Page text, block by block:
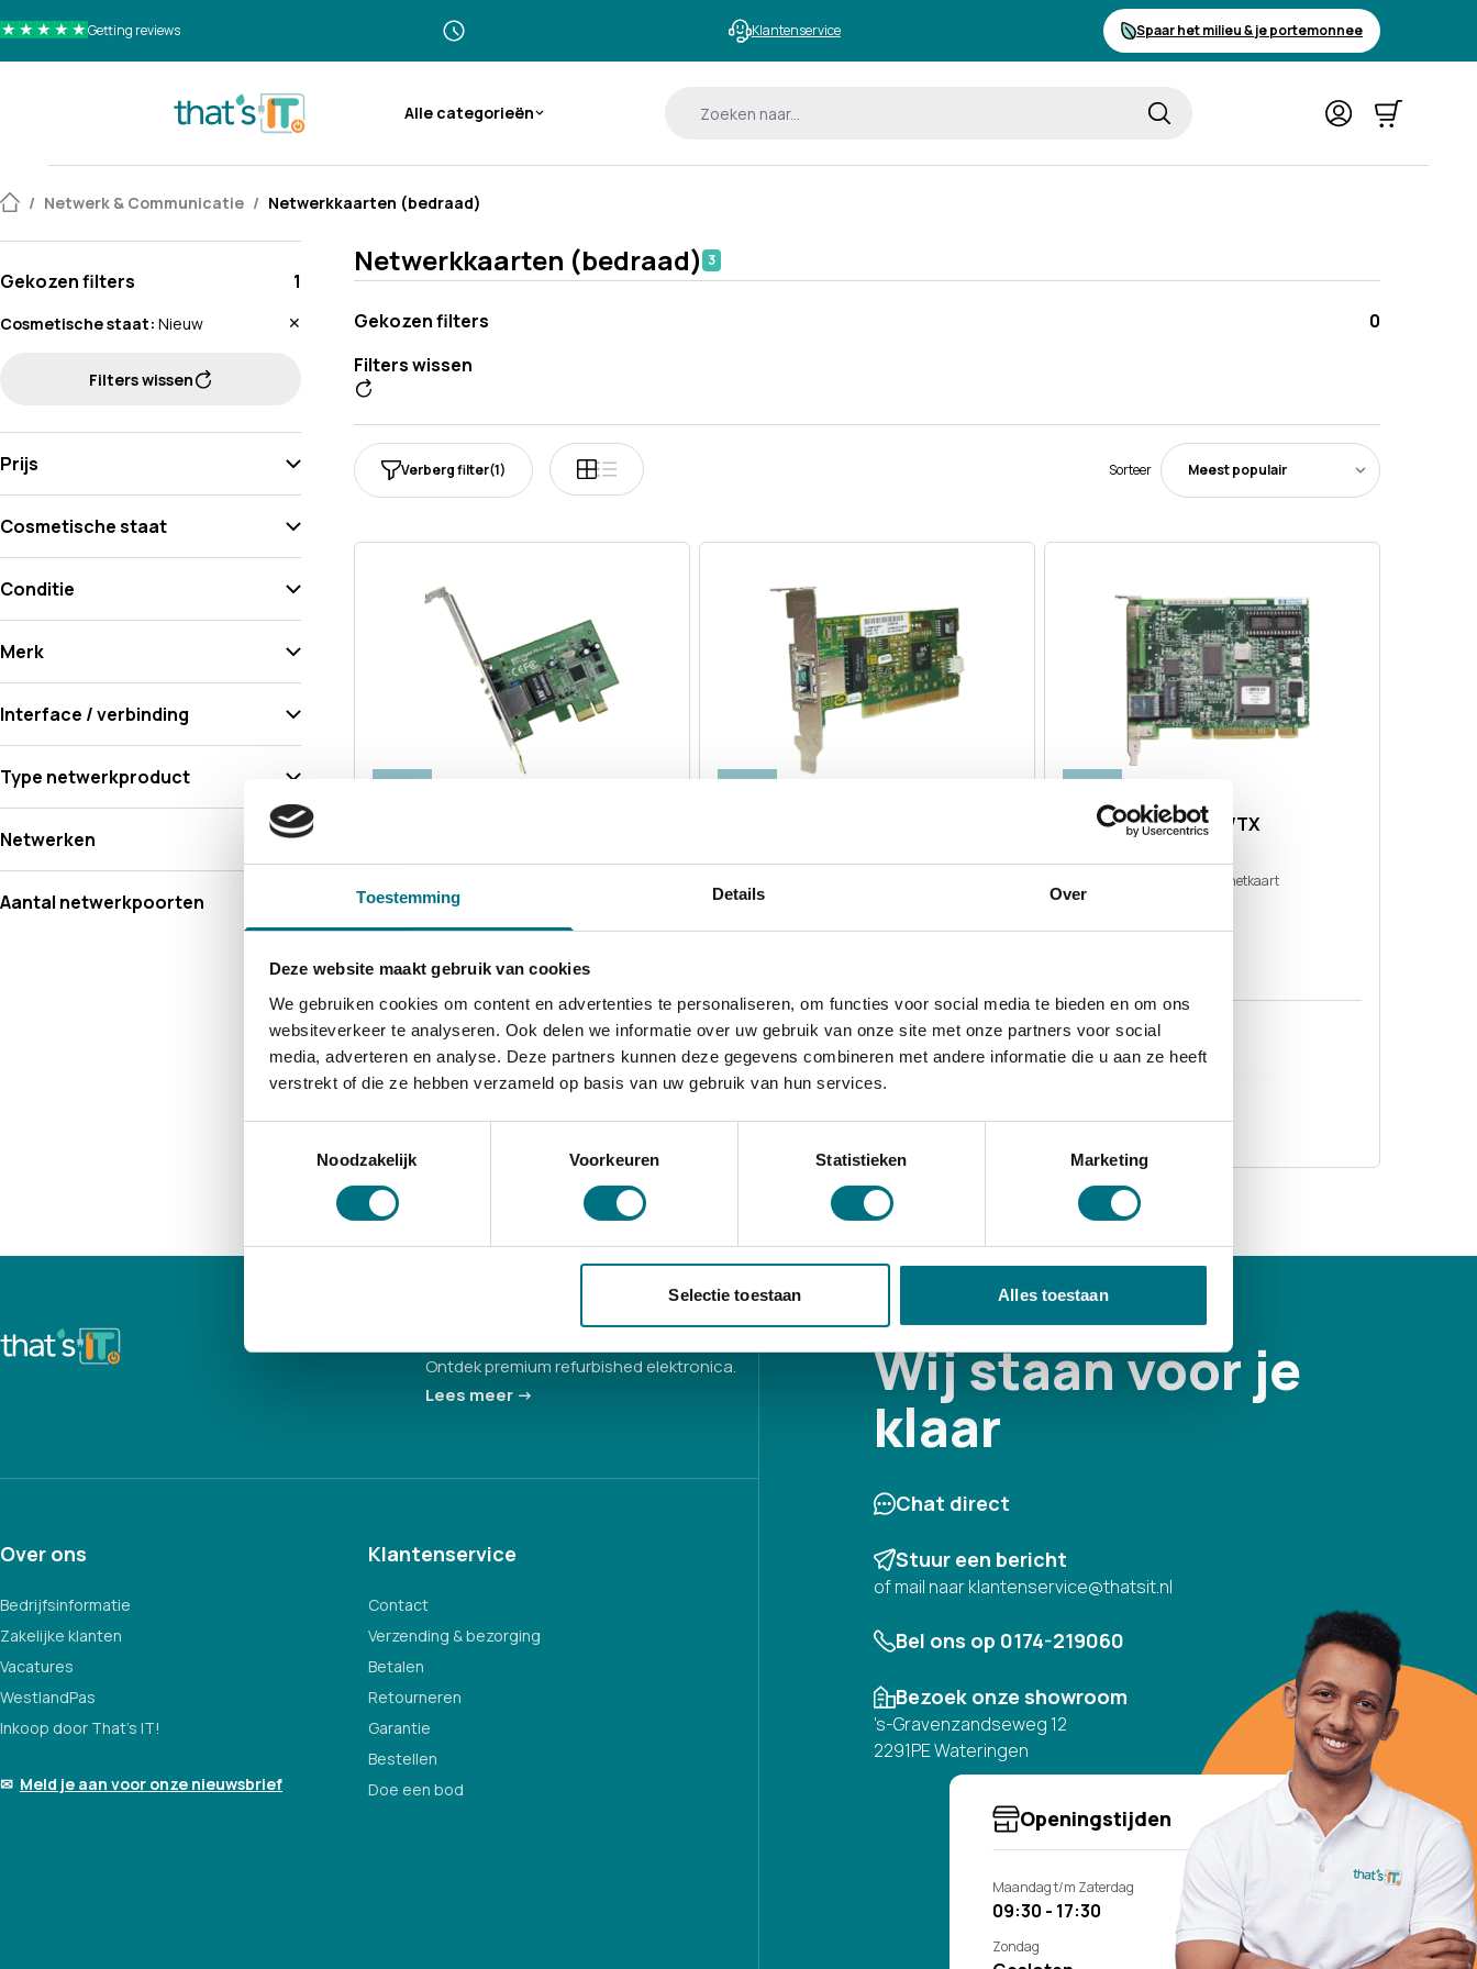
Toestemming Details Over
Deze website maakt gebruik van cookies
We gebruiken cookies om content en advertenties te personaliseren, om functies voor social media te bieden en om ons
websiteverkeer te analyseren. Ook delen we informatie over uw gebruik van onze site met onze partners voor social
media, adverteren en analyse. Deze partners kunnen deze gegevens combineren met andere informatie die u aan ze heeft
verstrekt of die ze hebben verzameld op basis van uw gebruik van hun services.
Noodzakelijk
Voorkeuren Statistieken Marketing
Selectie toestaan Alles toestaan
Getting reviews Klantenservice Spaar het milieu & je portemonnee
Alle categorieën Cart
/ Netwerk & Communicatie / Netwerkkaarten (bedraad)
Gekozen filters 1
Cosmetische staat Nieuw ✕
Filters wissen
Prijs
Cosmetische staat
Conditie
Merk
Interface / verbinding
Type netwerkproduct
Netwerken
Aantal netwerkpoorten
Netwerkkaarten (bedraad) 3
Gekozen filters
0
Filters wissen
Verberg filter(1) Tonen als
Foto-tabel
Lijst Sorteer
Nieuw
1 op voorraad
Vergelijken
€ 17,95
Bekijken
Nieuw
€ 19,95
Bekijken
Nieuw
Adaptec ANA-6911A/TX
100Mb 32-bits PCI-ethernetkaart
€ 33,95
Bekijken
Ontdek premium refurbished elektronica.
Lees meer ->
Over ons
Bedrijfsinformatie
Zakelijke klanten
Vacatures
WestlandPas
Inkoop door That's IT!
✉ Meld je aan voor onze nieuwsbrief
Klantenservice
Contact
Verzending & bezorging
Betalen
Retourneren
Garantie
Bestellen
Doe een bod
Wij staan voor je
klaar
Chat direct
Stuur een bericht
of mail naarklantenservice@thatsit.nl
Bel ons op 0174-219060
Bezoek onze showroom
's-Gravenzandseweg 12
2291PE Wateringen
Openingstijden
Maandag t/m Zaterdag
09:30 - 17:30
Zondag